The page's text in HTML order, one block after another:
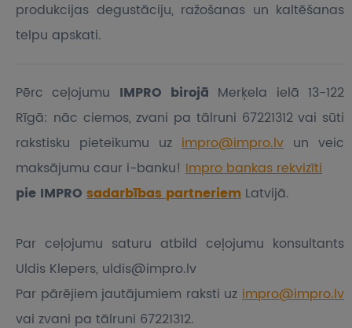
produkcijas degustāciju, ražošanas un kaltēšanas
telpu apskati.
Pērc ceļojumu IMPRO birojā Merķela ielā 13-122
Rīgā: nāc ciemos, zvani pa tālruni 67221312 vai sūti
rakstisku pieteikumu uz impro@impro.lv un veic
maksājumu caur i-banku! Impro bankas rekvizīti
pie IMPRO sadarbības partneriem Latvijā.
Par ceļojumu saturu atbild ceļojumu konsultants
Uldis Klepers, uldis@impro.lv
Par pārējiem jautājumiem raksti uz impro@impro.lv
vai zvani pa tālruni 67221312.